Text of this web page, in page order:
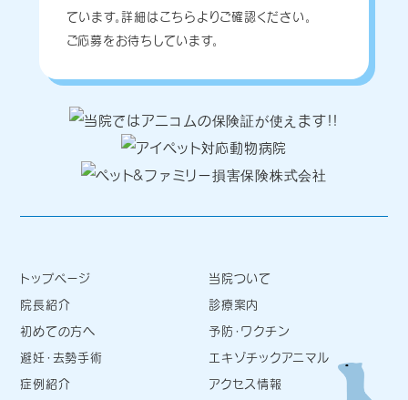
ています。詳細はこちらよりご確認ください。
ご応募をお待ちしています。
トップページ
当院ついて
院長紹介
診療案内
初めての方へ
予防・ワクチン
避妊・去勢手術
エキゾチックアニマル
症例紹介
アクセス情報